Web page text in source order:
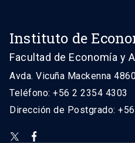
Instituto de
Facultad de Economía y
Avda. Vicuña Mackenna
Teléfono: +56 2 2354 4303
Dirección de Postgrado: